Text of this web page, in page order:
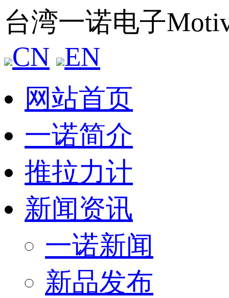
台湾一诺电子
CN EN
网站首页
一诺简介
推拉力计
新闻资讯
一诺新闻
新品发布